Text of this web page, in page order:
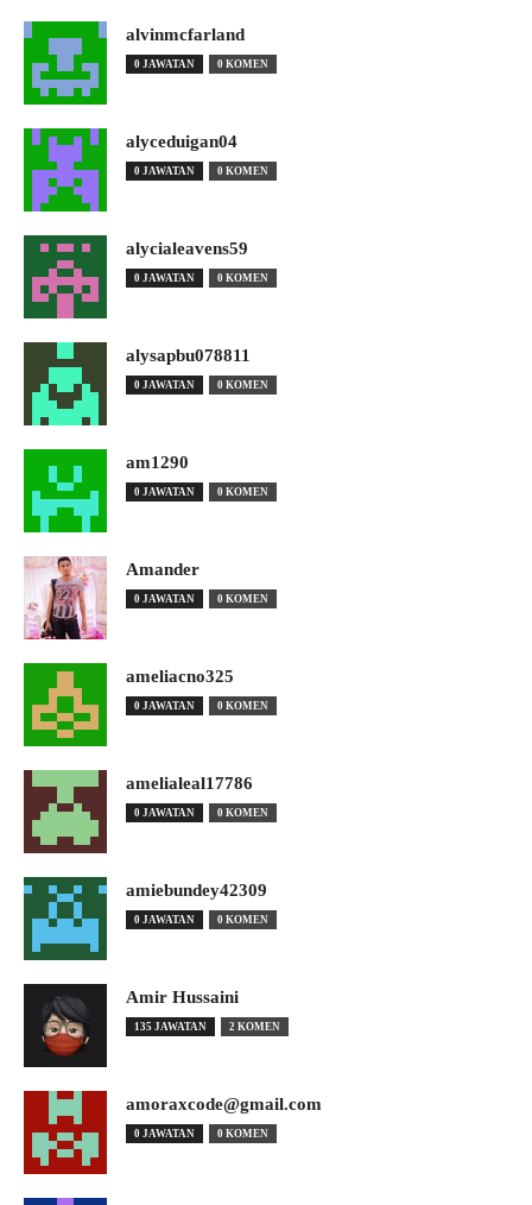
alvinmcfarland
0 JAWATAN 0 KOMEN
alyceduigan04
0 JAWATAN 0 KOMEN
alycialeavens59
0 JAWATAN 0 KOMEN
alysapbu078811
0 JAWATAN 0 KOMEN
am1290
0 JAWATAN 0 KOMEN
Amander
0 JAWATAN 0 KOMEN
ameliacno325
0 JAWATAN 0 KOMEN
amelialeal17786
0 JAWATAN 0 KOMEN
amiebundey42309
0 JAWATAN 0 KOMEN
Amir Hussaini
135 JAWATAN 2 KOMEN
amoraxcode@gmail.com
0 JAWATAN 0 KOMEN